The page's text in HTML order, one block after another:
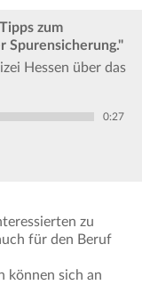
zum
Spurensicherung."
Hessen über das
0:27
zu
für den Beruf
können sich an